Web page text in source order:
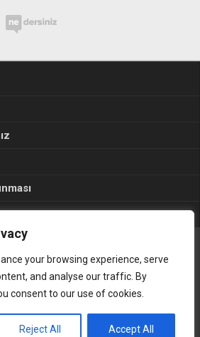
your browsing experience, serve
and analyse our traffic. By
consent to our use of cookies.
Reject All Accept All
© 2015. Her hakkı sakldır.